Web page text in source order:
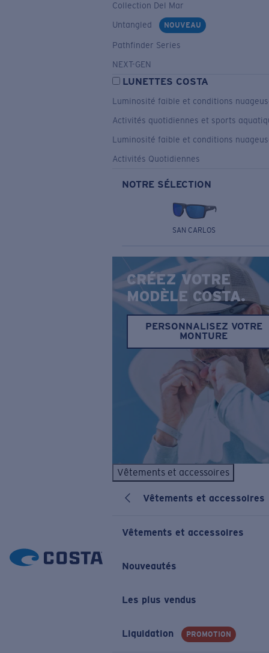
Collection Del Mar
Untangled
NOUVEAU
Pathfinder Series
NEXT-GEN
LUNETTES COSTA
Luminosité faible et conditions
Activités quotidiennes et sports
Luminosité faible et conditions
Activités Quotidiennes
NOTRE SÉLECTION
SAN CARLOS
CRÉEZ VOTRE
MODÈLE COSTA.
PERSONNALISEZ VOTRE
MONTURE
Vêtements et accessoires
Vêtements et accessoires
Vêtements et accessoires
Nouveautés
Les plus vendus
Liquidation PROMOTION